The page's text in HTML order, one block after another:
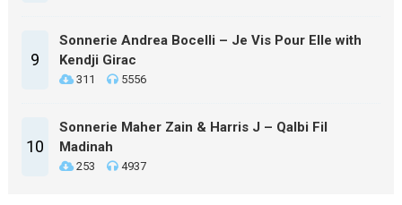
9
Sonnerie Andrea Bocelli – Je Vis Pour Elle with
Kendji Girac
311 5556
10
Sonnerie Maher Zain & Harris J – Qalbi Fil
Madinah
253 4937